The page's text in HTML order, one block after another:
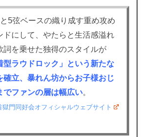
5弦ベースの織り成す重め攻め
ドにして、やたらと生活感溢れ
詞を乗せた独得のスタイルが
型ラウドロック」という新たな
確立、暴れん坊からお子様おじ
でファンの層は幅広い。
獄門同好会オフィシャルウェブサイト